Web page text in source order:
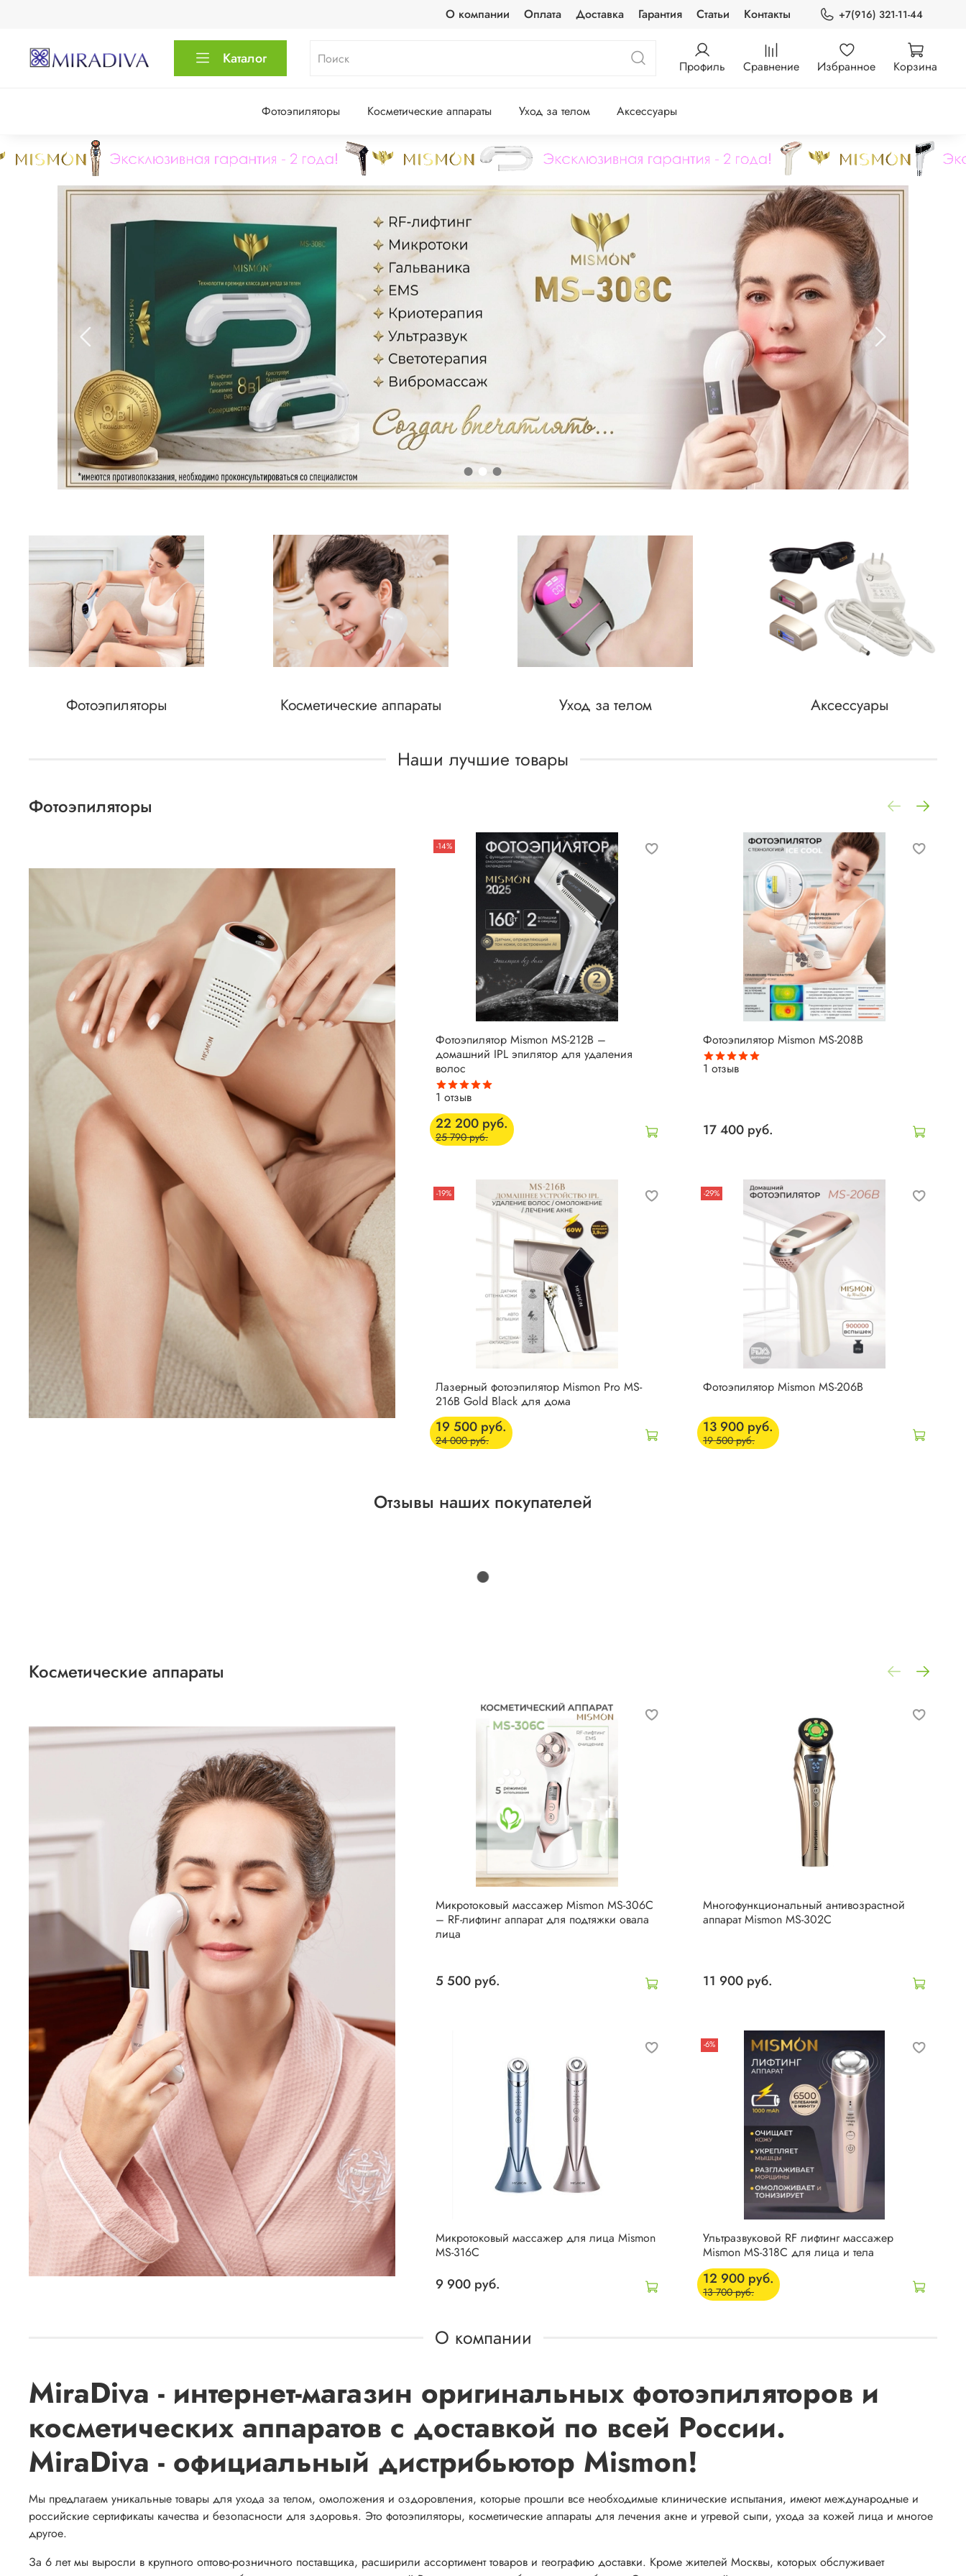
О компании Оплата Доставка Гарантия Статьи Контакты +7(916) 321-11-44
Каталог Профиль Сравнение Избранное Корзина
Фотоэпиляторы Косметические аппараты Уход за телом Аксессуары
Фотоэпиляторы Косметические аппараты Уход за телом Аксессуары
Наши лучшие товары
Фотоэпиляторы
-14%
Фотоэпилятор Mismon MS-212B –
домашний IPL эпилятор для удаления
волос
1 отзыв
22 200 руб.
25 790 руб.
-19%
Лазерный фотоэпилятор Mismon Pro MS-
216B Gold Black для дома
19 500 руб.
24 000 руб.
Фотоэпилятор Mismon MS-208B
1 отзыв
17 400 руб.
-29%
Фотоэпилятор Mismon MS-206B
13 900 руб.
19 500 руб.
Отзывы наших покупателей
Косметические аппараты
Микротоковый массажер Mismon MS-306C
– RF-лифтинг аппарат для подтяжки овала
лица
5 500 руб.
Микротоковый массажер для лица Mismon
MS-316C
9 900 руб.
Многофункциональный антивозрастной
аппарат Mismon MS-302C
11 900 руб.
-6%
Ультразвуковой RF лифтинг массажер
Mismon MS-318C для лица и тела
12 900 руб.
13 700 руб.
О компании
MiraDiva - интернет-магазин оригинальных фотоэпиляторов и
косметических аппаратов с доставкой по всей России.
MiraDiva - официальный дистрибьютор Mismon!
Мы предлагаем уникальные товары для ухода за телом, омоложения и оздоровления, которые прошли все необходимые клинические испытания, имеют международные и
российские сертификаты качества и безопасности для здоровья. Это фотоэпиляторы, косметические аппараты для лечения акне и угревой сыпи, ухода за кожей лица и многое
другое.
За 6 лет мы выросли в крупного оптово-розничного поставщика, расширили ассортимент товаров и географию доставки. Кроме жителей Москвы, которых обслуживает